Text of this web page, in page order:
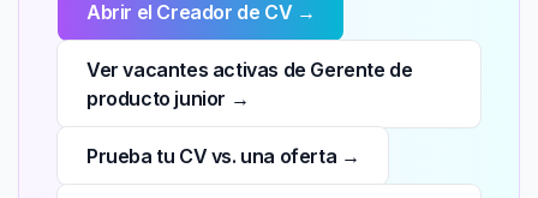
Abrir el Creador de CV →
Ver vacantes activas de Gerente de
producto junior →
Prueba tu CV vs. una oferta →